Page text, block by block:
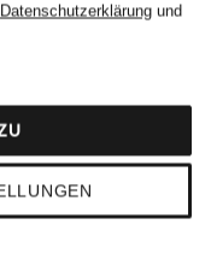
LAUREN
395 €
Datenschutzerklärungund